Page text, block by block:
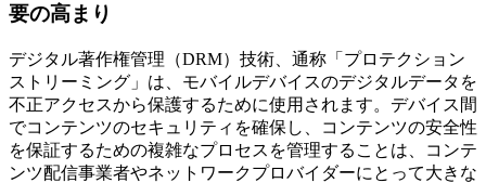
要の高まり
デジタル著作権管理（DRM）技術、通称「プロテクション
ストリーミング」は、モバイルデバイスのデジタルデータを
不正アクセスから保護するために使用されます。デバイス間
でコンテンツのセキュリティを確保し、コンテンツの安全性
を保証するための複雑なプロセスを管理することは、コンテ
ンツ配信事業者やネットワークプロバイダーにとって大きな